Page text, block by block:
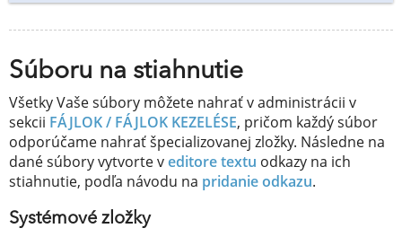
Súboru na stiahnutie
Všetky Vaše súbory môžete nahrať v administrácii v
sekcii FÁJLOK / FÁJLOK KEZELÉSE, pričom každý súbor
odporúčame nahrať špecializovanej zložky. Následne na
dané súbory vytvorte veditore textu odkazy na ich
stiahnutie, podľa návodu na pridanie odkazu.
Systémové zložky